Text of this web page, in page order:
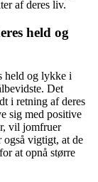
af deres liv.
held og
held og lykke i
Det
i retning af deres
sig med positive
vil jomfruer
vigtigt, at de
at opnå større